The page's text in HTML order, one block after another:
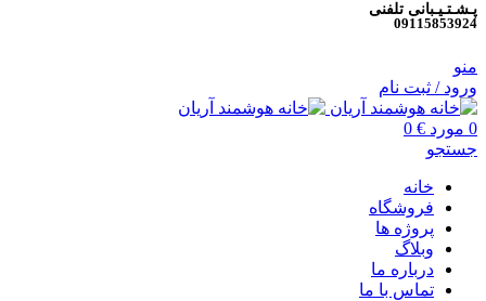
پـشـتـیـبانی تلفنی
09115853924
منو
ورود / ثبت نام
0 مورد 0 €
جستجو
خانه
فروشگاه
پروژه ها
وبلاگ
درباره ما
تماس با ما